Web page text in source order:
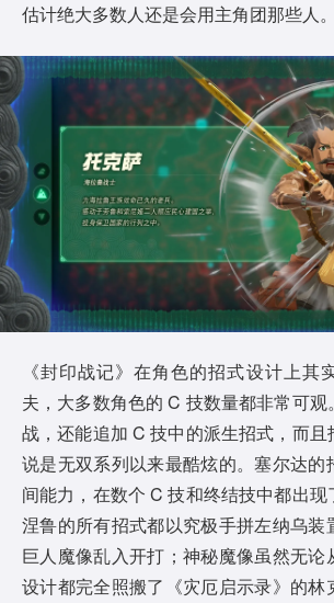
估计绝大多数人还是会用主角团那些人。
《封印战记》在角色的招式设计上其
夫，大多数角色的 C 技数量都非常可
战，还能追加 C 技中的派生招式，而
说是无双系列以来最酷炫的。塞尔达的
间能力，在数个 C 技和终结技中都出
涅鲁的所有招式都以究极手拼左纳乌装
巨人魔像乱入开打；神秘魔像虽然无论
设计都完全照搬了《灾厄启示录》的林